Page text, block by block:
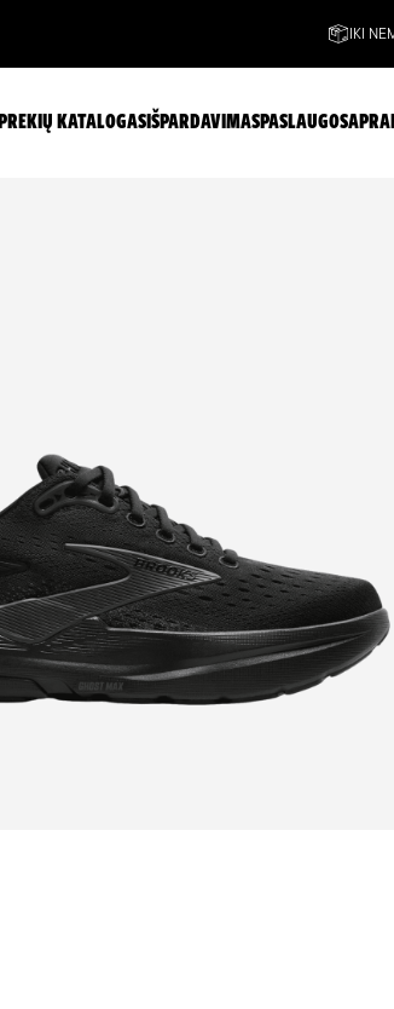
IKI
PREKIŲ KATALOGASIŠPARDAVIMASPASLAUGOS